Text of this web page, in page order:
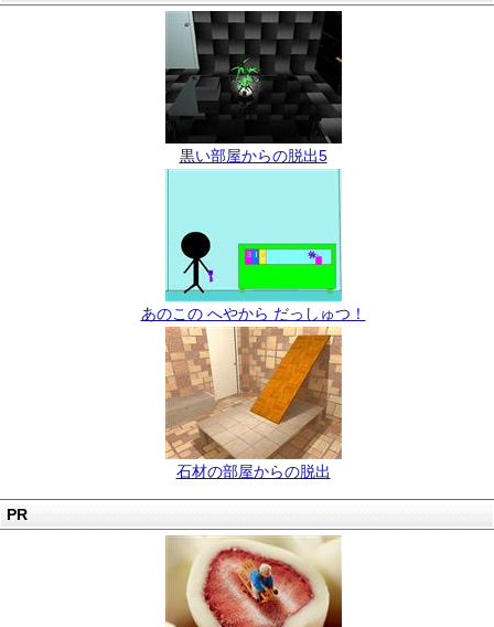
黒い部屋からの脱出5
あのこの へやから だっしゅつ！
石材の部屋からの脱出
PR